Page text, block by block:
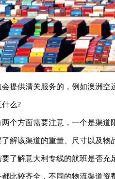
供清关服务的，例如澳洲空
么?
方面需要注意，一个是渠道
该渠道的重量、尺寸以及物
解意大利专线的航班是否充
较齐全，不同的物流渠道资